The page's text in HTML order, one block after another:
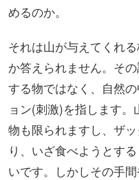
めるのか。
それは山が与えてくれ
か答えられません。そ
する物ではなく、自然
ョン(刺激)を指します
物も限られますし、ザ
り、いざ食べようとす
いです。しかしその手